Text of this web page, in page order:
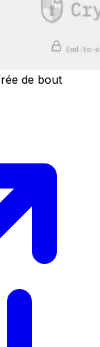
de bout